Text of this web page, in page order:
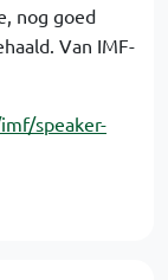
nog goed
Van IMF-
speaker-